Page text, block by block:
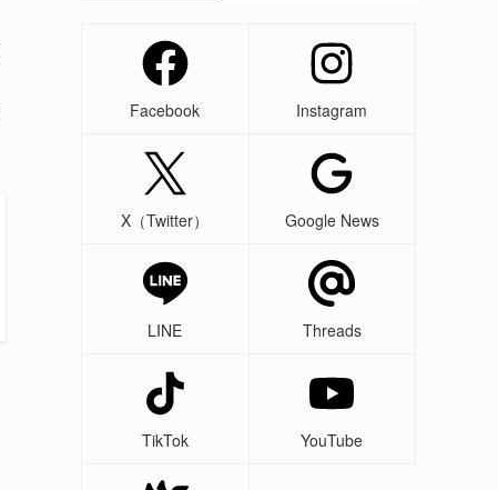
Facebook Instagram
X（Twitter） Google News
LINE Threads
TikTok YouTube